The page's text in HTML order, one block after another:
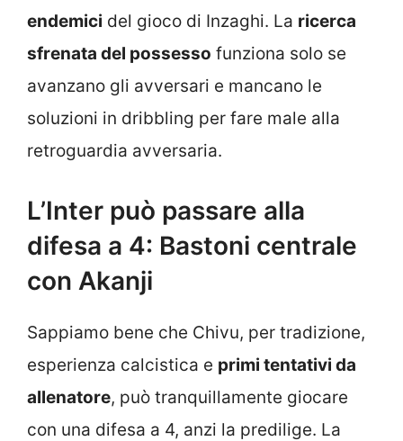
endemici del gioco di Inzaghi. La ricerca
sfrenata del possesso funziona solo se
avanzano gli avversari e mancano le
soluzioni in dribbling per fare male alla
retroguardia avversaria.
L’Inter può passare alla
difesa a 4: Bastoni centrale
con Akanji
Sappiamo bene che Chivu, per tradizione,
esperienza calcistica e primi tentativi da
allenatore, può tranquillamente giocare
con una difesa a 4, anzi la predilige. La